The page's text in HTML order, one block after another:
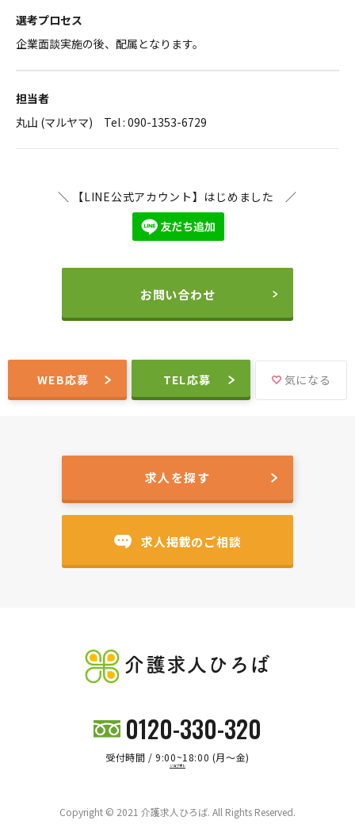
選考プロセス
企業面談実施の後、配属となります。
担当者
丸山 (マルヤマ) Tel : 090-1353-6729
＼ 【LINE公式アカウント】はじめました ／
お問い合わせ
WEB応募 TEL応募 気になる
求人を探す
求人掲載のご相談
介護求人ひろば
0120-330-320
受付時間 / 9:00~18:00 (月～金)
ジョブオレ
Copyright © 2021 介護求人ひろば. All Rights Reserved.